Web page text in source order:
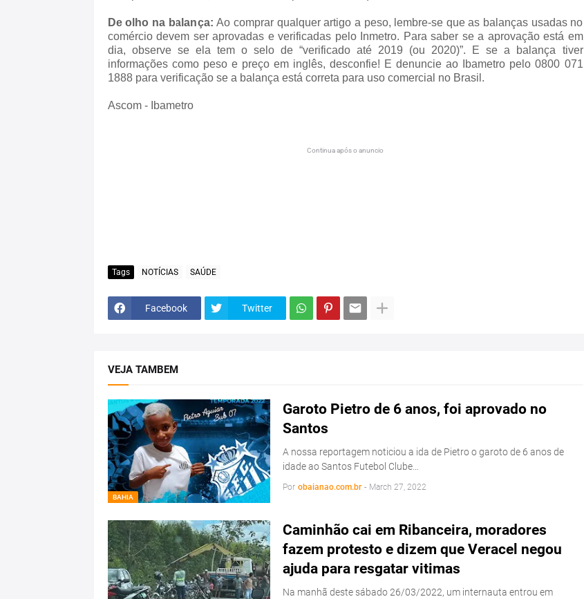
De olho na balança: Ao comprar qualquer artigo a peso, lembre-se que as balanças usadas no
comércio devem ser aprovadas e verificadas pelo Inmetro. Para saber se a aprovação está em
dia, observe se ela tem o selo de “verificado até 2019 (ou 2020)”. E se a balança tiver
informações como peso e preço em inglês, desconfie! E denuncie ao Ibametro pelo 0800 071
1888 para verificação se a balança está correta para uso comercial no Brasil.
Ascom - Ibametro
Continua após o anuncio
Tags NOTÍCIAS SAÚDE
Facebook Twitter
VEJA TAMBEM
BAHIA
Garoto Pietro de 6 anos, foi aprovado no
Santos
A nossa reportagem noticiou a ida de Pietro o garoto de 6 anos de
idade ao Santos Futebol Clube…
Por obaianao.com.br - March 27, 2022
Caminhão cai em Ribanceira, moradores
fazem protesto e dizem que Veracel negou
ajuda para resgatar vitimas
Na manhã deste sábado 26/03/2022, um internauta entrou em